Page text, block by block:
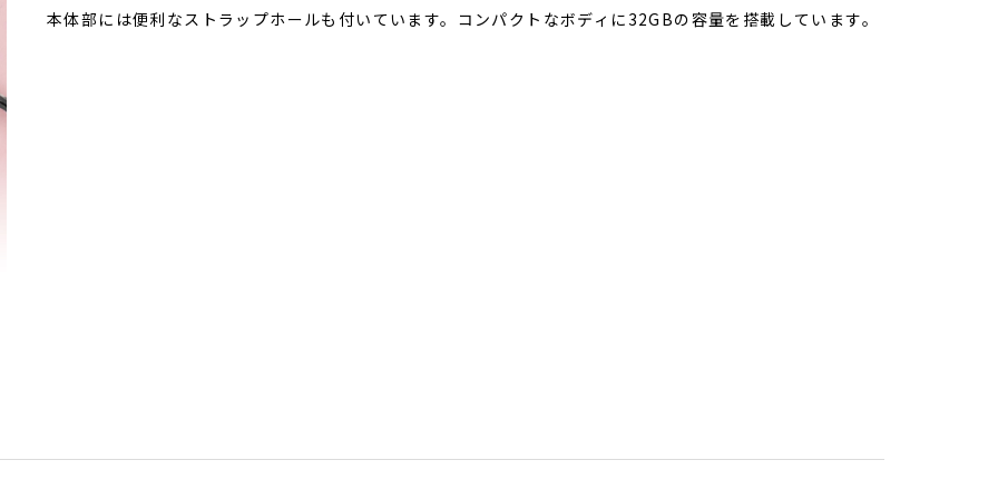
本体部には便利なストラップホールも付いています。コンパクトなボディに32GBの容量を搭載しています。